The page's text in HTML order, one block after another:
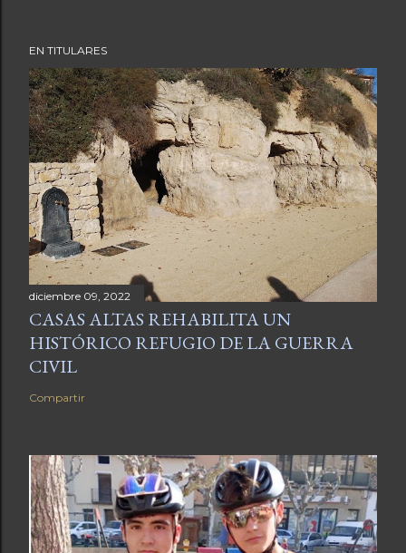
EN TITULARES
diciembre 09, 2022
CASAS ALTAS REHABILITA UN
HISTÓRICO REFUGIO DE LA GUERRA
CIVIL
Compartir